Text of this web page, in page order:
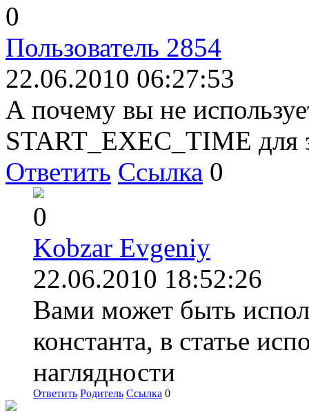
0
Пользователь 2854
22.06.2010 06:27:53
А почему вы не
START_EXEC_TIME для
Ответить Ссылка 0
0
Kobzar Evgeniy
22.06.2010 18:52:26
Вами может быть
константа, в статье
наглядности
Ответить Родитель Ссылка 0